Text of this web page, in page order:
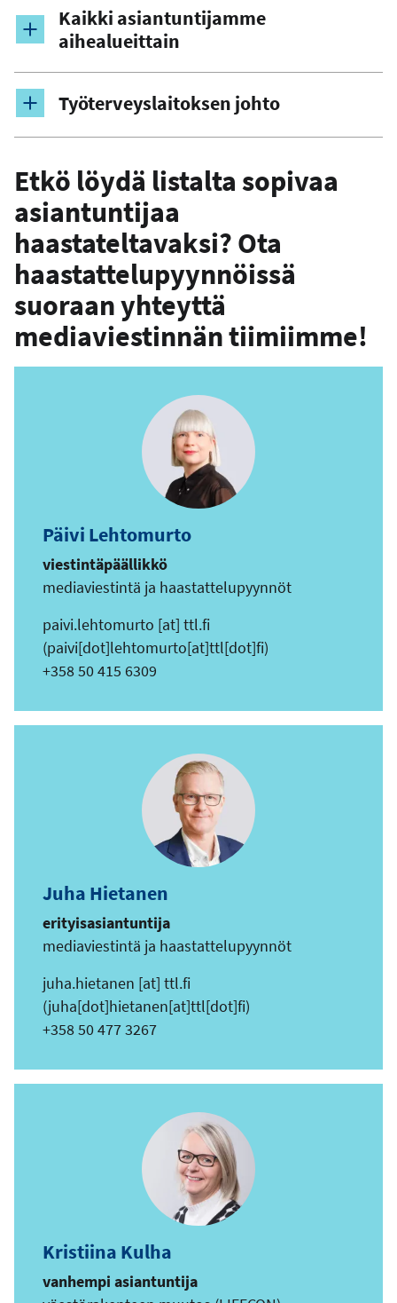
Kaikki asiantuntijamme
aihealueittain
Työterveyslaitoksen johto
Etkö löydä listalta sopivaa
asiantuntijaa
haastateltavaksi? Ota
haastattelupyynnöissä
suoraan yhteyttä
mediaviestinnän tiimiimme!
Päivi Lehtomurto
viestintäpäällikkö
mediaviestintä ja haastattelupyynnöt
paivi.lehtomurto [at] ttl.fi
(paivi[dot]lehtomurto[at]ttl[dot]fi)
+358 50 415 6309
Juha Hietanen
erityisasiantuntija
mediaviestintä ja haastattelupyynnöt
juha.hietanen [at] ttl.fi
(juha[dot]hietanen[at]ttl[dot]fi)
+358 50 477 3267
Kristiina Kulha
vanhempi asiantuntija